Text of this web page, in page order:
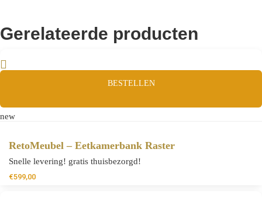
Gerelateerde producten
BESTELLEN
new
RetoMeubel – Eetkamerbank Raster
Snelle levering! gratis thuisbezorgd!
€599,00